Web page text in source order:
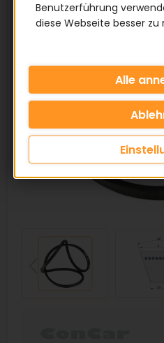
Benutzerführung
diese Webseite besser zu